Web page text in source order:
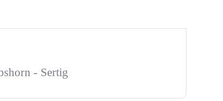
- Sertig